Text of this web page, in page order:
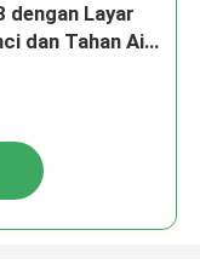
dengan Layar
dan Tahan Air